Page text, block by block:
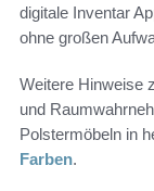
digitale Inventar
ohne großen
Weitere Hinweise
und
Polstermöbeln in
Farben.